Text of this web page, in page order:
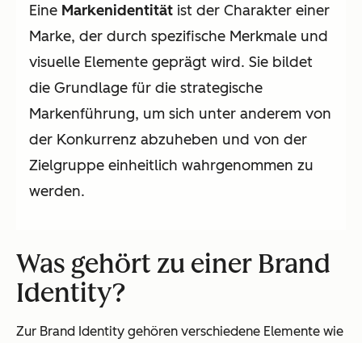
Eine Markenidentität ist der Charakter einer
Marke, der durch spezifische Merkmale und
visuelle Elemente geprägt wird. Sie bildet
die Grundlage für die strategische
Markenführung, um sich unter anderem von
der Konkurrenz abzuheben und von der
Zielgruppe einheitlich wahrgenommen zu
werden.
Was gehört zu einer Brand
Identity?
Zur Brand Identity gehören verschiedene Elemente wie